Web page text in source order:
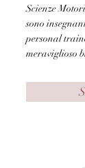
Scienze
sono
personal
meraviglioso